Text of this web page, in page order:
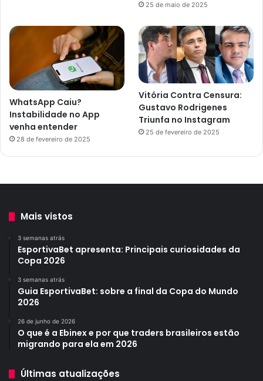
25 de maio de 2025
WhatsApp Caiu?
Instabilidade no App
venha entender
28 de fevereiro de 2025
Vitória Contra Censura:
Gustavo Rodrigenes
Triunfa no Instagram
25 de fevereiro de 2025
Mais vistos
3 semanas atrás
EsportivaBet apresenta: Principais curiosidades da
Copa 2026
3 semanas atrás
Guia EsportivaBet: sobre a final da Copa do Mundo
2026
26 de junho de 2026
O que é a Ebinex e por que traders brasileiros estão
migrando para ela em 2026
Últimas atualizações